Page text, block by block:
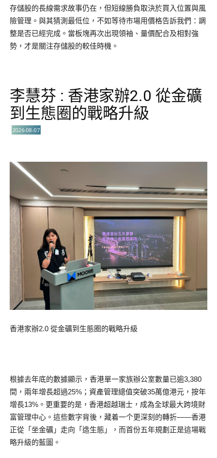
存儲股的長線需求故事仍在，但短線勝負取決於買入位置與風
險管理。與其猜測最低位，不如等待市場用價格告訴我們：調
整是否已經完成。當板塊再次出現領袖、量價配合及相對強
勢，才是關注存儲股的較佳時機。
李慧芬 : 香港家辦2.0 從金礦
到生態圈的戰略升級
2026-08-07
香港家辦2.0 從金礦到生態圈的戰略升級
根據去年底的數據顯示，香港單一家族辦公室數量已逾3,380
間，兩年增長超過25%；資產管理總值突破35萬億港元，按年
增長13%。更重要的是，香港超越瑞士，成為全球最大跨境財
富管理中心。這些數字背後，藏着一个更深刻的轉折——香港
正從「坐金礦」走向「造生態」，而首份五年規劃正是這場戰
略升級的藍圖。